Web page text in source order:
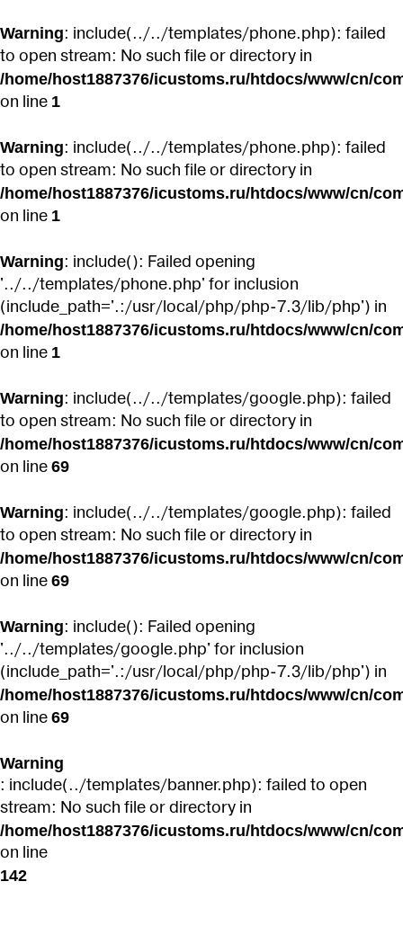
Warning: include(../../templates/phone.php): failed
to open stream: No such file or directory in
/home/host1887376/icustoms.ru/htdocs/www/cn/
on line 1
Warning: include(../../templates/phone.php): failed
to open stream: No such file or directory in
/home/host1887376/icustoms.ru/htdocs/www/cn/
on line 1
Warning: include(): Failed opening
'../../templates/phone.php' for inclusion
(include_path='.:/usr/local/php/php-7.3/lib/php') in
/home/host1887376/icustoms.ru/htdocs/www/cn/
on line 1
Warning: include(../../templates/google.php): failed
to open stream: No such file or directory in
/home/host1887376/icustoms.ru/htdocs/www/cn/
on line 69
Warning: include(../../templates/google.php): failed
to open stream: No such file or directory in
/home/host1887376/icustoms.ru/htdocs/www/cn/
on line 69
Warning: include(): Failed opening
'../../templates/google.php' for inclusion
(include_path='.:/usr/local/php/php-7.3/lib/php') in
/home/host1887376/icustoms.ru/htdocs/www/cn/
on line 69
Warning
: include(../templates/banner.php): failed to open
stream: No such file or directory in
/home/host1887376/icustoms.ru/htdocs/www/cn/
on line
142